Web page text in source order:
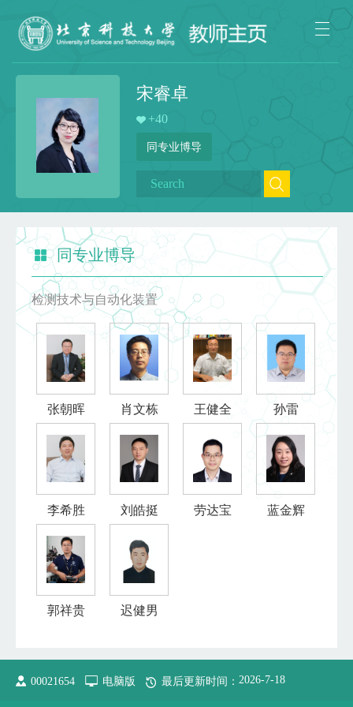
宋睿卓
+40
同专业博导
同专业博导
检测技术与自动化装置
张朝晖 肖文栋 王健全 孙雷
李希胜 刘皓挺 劳达宝 蓝金辉
郭祥贵 迟健男
00021654 电脑版 最后更新时间： 2026-7-18